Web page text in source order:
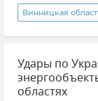
Днепропетровская
Отключение
Винницкая
Удары по Украине
Новости СВО
Днепропетровская
Удары по
областях